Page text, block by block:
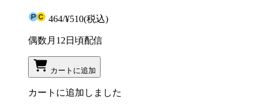
464/¥510(税込)
偶数月12日頃配信
カートに追加
カートに追加しました